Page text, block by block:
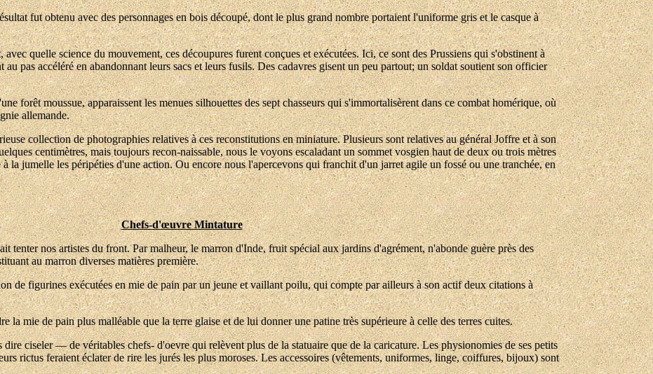
fut obtenu avec des personnages en bois découpé, dont le plus grand nombre portaient l'uniforme gris et le casque à
quelle science du mouvement, ces découpures furent conçues et exécutées. Ici, ce sont des Prussiens qui s'obstinent à
pas accéléré en abandonnant leurs sacs et leurs fusils. Des cadavres gisent un peu partout; un soldat soutient son officier
forêt moussue, apparaissent les menues silhouettes des sept chasseurs qui s'immortalisèrent dans ce combat homérique, où
allemande.
collection de photographies relatives à ces reconstitutions en miniature. Plusieurs sont relatives au général Joffre et à son
centimètres, mais toujours recon-naissable, nous le voyons escaladant un sommet vosgien haut de deux ou trois mètres
la jumelle les péripéties d'une action. Ou encore nous l'apercevons qui franchit d'un jarret agile un fossé ou une tranchée, en
Chefs-d'œuvre Mintature
tenter nos artistes du front. Par malheur, le marron d'Inde, fruit spécial aux jardins d'agrément, n'abonde guère près des
au marron diverses matières première.
de figurines exécutées en mie de pain par un jeune et vaillant poilu, qui compte par ailleurs à son actif deux citations à
la mie de pain plus malléable que la terre glaise et de lui donner une patine très supérieure à celle des terres cuites.
ciseler — de véritables chefs- d'oevre qui relèvent plus de la statuaire que de la caricature. Les physionomies de ses petits
rictus feraient éclater de rire les jurés les plus moroses. Les accessoires (vêtements, uniformes, linge, coiffures, bijoux) sont